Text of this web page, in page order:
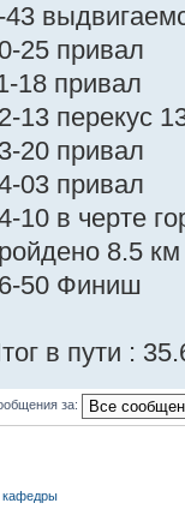
43
25 привал
18 привал
13 перекус
20 привал
03 привал
10 в черте
8.5 км
50 Финиш
в пути :
за:
кафедры